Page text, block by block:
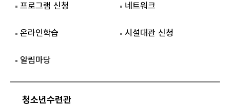
프로그램 신청 네트워크
온라인학습 시설대관 신청
알림마당
청소년수련관